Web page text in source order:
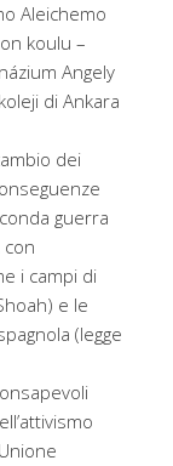
Aleichemo
koulu –
Angely
di Ankara
dei
guerra
con
i campi di
e le
(legge